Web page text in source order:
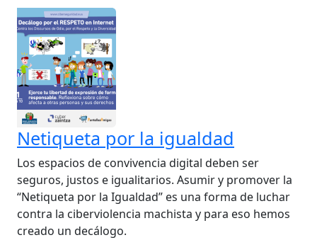
Netiqueta por la igualdad
Los espacios de convivencia digital deben ser
seguros, justos e igualitarios. Asumir y promover la
“Netiqueta por la Igualdad” es una forma de luchar
contra la ciberviolencia machista y para eso hemos
creado un decálogo.